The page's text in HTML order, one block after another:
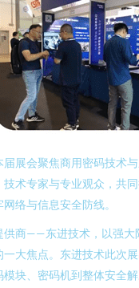
展会聚焦商用密码技术
术专家与专业观众，共
络与信息安全防线。
供商——东进技术，以强大
大焦点。东进技术此次
块、密码机到整体安全